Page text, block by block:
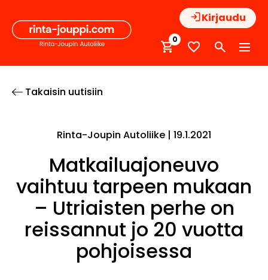
sisältöön
Kirjaudu
0
Takaisin uutisiin
Rinta-Joupin Autoliike | 19.1.2021
Matkailuajoneuvo
vaihtuu tarpeen mukaan
– Utriaisten perhe on
reissannut jo 20 vuotta
pohjoisessa